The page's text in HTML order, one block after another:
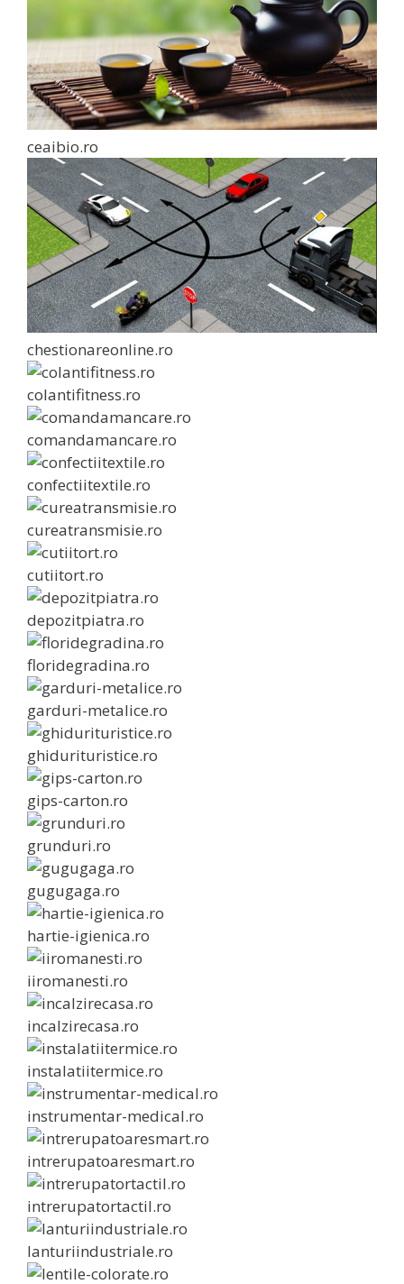
ceaibio.ro
chestionareonline.ro
colantifitness.ro
comandamancare.ro
confectiitextile.ro
cureatransmisie.ro
cutiitort.ro
depozitpiatra.ro
floridegradina.ro
garduri-metalice.ro
ghidurituristice.ro
gips-carton.ro
grunduri.ro
gugugaga.ro
hartie-igienica.ro
iiromanesti.ro
incalzirecasa.ro
instalatiitermice.ro
instrumentar-medical.ro
intrerupatoaresmart.ro
intrerupatortactil.ro
lanturiindustriale.ro